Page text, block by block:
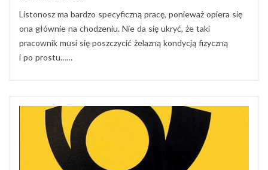
Listonosz ma bardzo specyficzną pracę, ponieważ opiera się
ona głównie na chodzeniu. Nie da się ukryć, że taki
pracownik musi się poszczycić żelazną kondycją fizyczną
i po prostu……